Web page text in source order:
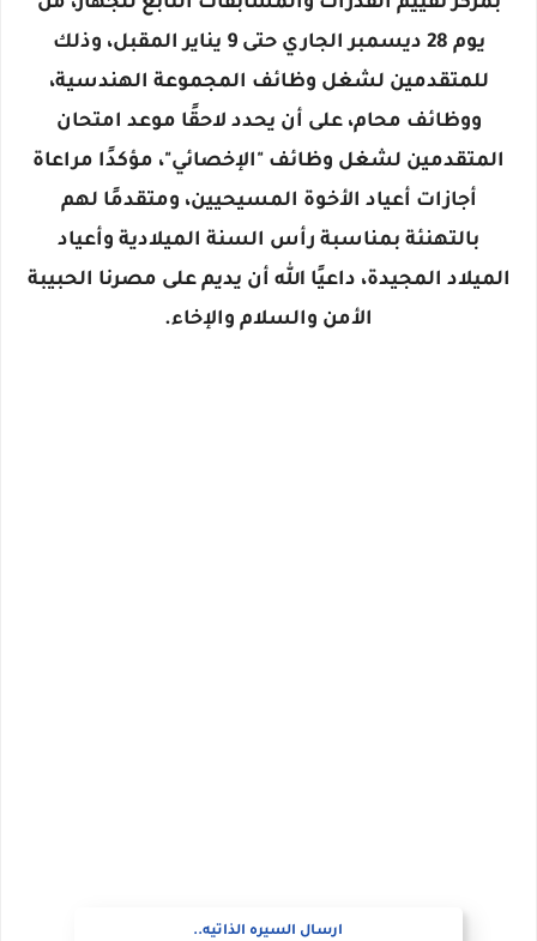
يوم 28 ديسمبر الجاري حتى 9 يناير المقبل، وذلك
للمتقدمين لشغل وظائف المجموعة الهندسية،
ووظائف محام، على أن يحدد لاحقًا موعد امتحان
المتقدمين لشغل وظائف "الإخصائي"، مؤكدًا مراعاة
أجازات أعياد الأخوة المسيحيين، ومتقدمًا لهم
بالتهنئة بمناسبة رأس السنة الميلادية وأعياد
الميلاد المجيدة، داعيًا الله أن يديم على مصرنا الحبيبة
الأمن والسلام والإخاء.
ارسال السيره الذاتيه..